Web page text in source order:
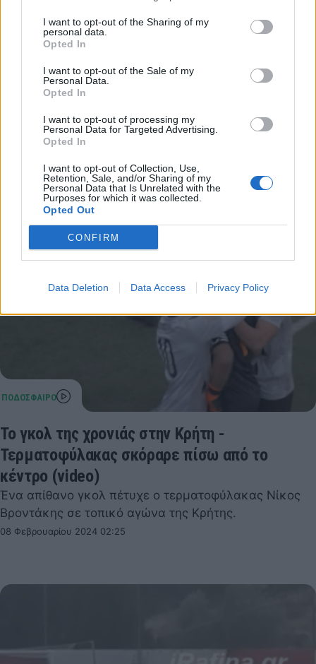
I want to opt-out of the Sharing of my
personal data.
Opted In
I want to opt-out of the Sale of my
Personal Data.
Opted In
I want to opt-out of processing my
Personal Data for Targeted Advertising.
Opted In
I want to opt-out of Collection, Use,
Retention, Sale, and/or Sharing of my
Personal Data that Is Unrelated with the
Purposes for which it was collected.
Opted Out
CONFIRM
Data Deletion Data Access Privacy Policy
Απίστευτη καταγγελία στη Γ Εθνική: «Ο
διαιτητής μας είπε να χάσουμε για να
φύγουμε όλοι ζωντανοί»
Γ' Εθνική: Σοκάρει η καταγγελία του Ποσειδώνα Νέας
και μέλη της ομάδας στο γήπεδο του…
12 Φεβρουαρίου 2024 17:07
Το γκολ της χρονιάς στην Κρήτη -
Τερματοφύλακας σκόραρε πίσω από το
κέντρο (video)
Ένα απίθανο γκολ πέτυχε ο τερματοφύλακας Νίκος
Βροντάκης σε τοπικό αγώνα της Κρήτης.
08 Φεβρουαρίου 2024 02:25